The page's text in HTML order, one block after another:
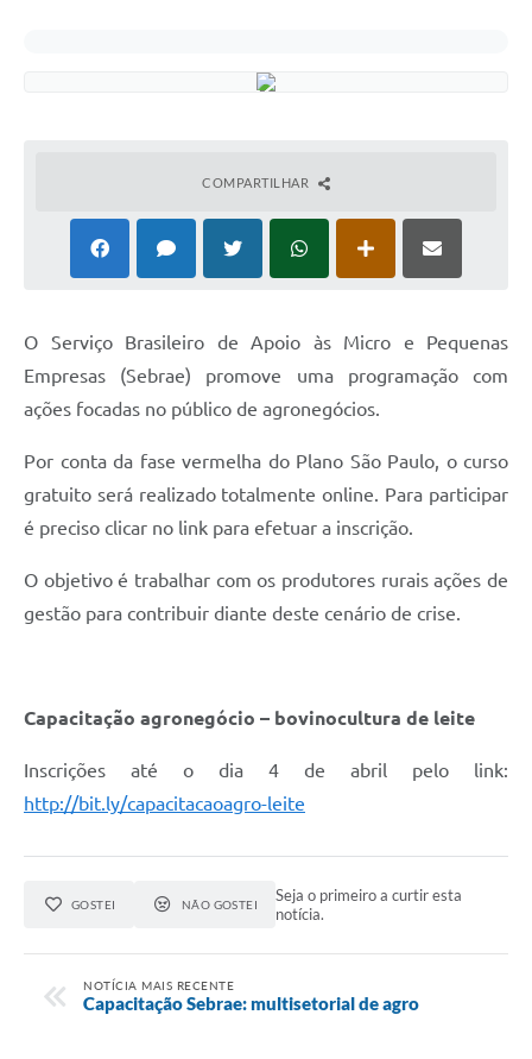
Mapa de estradas rurais
Coleta de Sugestões
Orçamento Participativo
Acessibilidade
Contratos
Notícias
Links
Telefones Úteis
Serviço de Informação ao Cidadão (SIC)
COMPARTILHAR
O Serviço Brasileiro de Apoio às Micro e Pequenas
Empresas (Sebrae) promove uma programação com
ações focadas no público de agronegócios.
Por conta da fase vermelha do Plano São Paulo, o curso
gratuito será realizado totalmente online. Para participar
é preciso clicar no link para efetuar a inscrição.
O objetivo é trabalhar com os produtores rurais ações de
gestão para contribuir diante deste cenário de crise.
Capacitação agronegócio – bovinocultura de leite
Inscrições até o dia 4 de abril pelo link:
http://bit.ly/capacitacaoagro-leite
GOSTEI NÃO GOSTEI
Seja o primeiro a curtir esta
notícia.
NOTÍCIA MAIS RECENTE
Capacitação Sebrae: multisetorial de agro